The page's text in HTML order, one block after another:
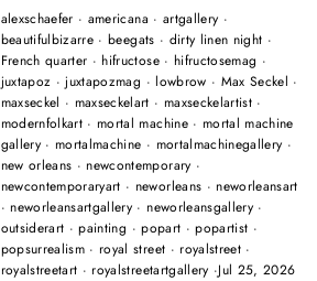
alexschaefer · americana · artgallery ·
beautifulbizarre ·beegats · dirty linen night ·
French quarter · hifructose· hifructosemag ·
juxtapoz ·juxtapozmag · lowbrow · Max Seckel ·
maxseckel · maxseckelart · maxseckelartist·
modernfolkart · mortal machine· mortal machine
gallery · mortalmachine · mortalmachinegallery ·
new orleans · newcontemporary ·
newcontemporaryart · neworleans · neworleansart
· neworleansartgallery · neworleansgallery·
outsiderart ·painting ·popart ·popartist ·
popsurrealism · royal street · royalstreet·
royalstreetart · royalstreetartgallery ·Jul 25, 2026